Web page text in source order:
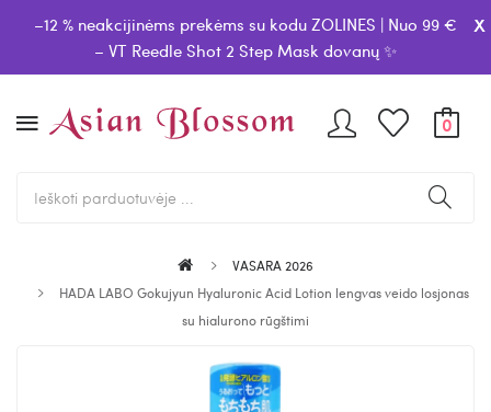
–12 % neakcijinėms prekėms su kodu ZOLINES | Nuo 99 €
– VT Reedle Shot 2 Step Mask dovanų ✨
x
0
VASARA 2026
HADA LABO Gokujyun Hyaluronic Acid Lotion lengvas veido losjonas
su hialurono rūgštimi